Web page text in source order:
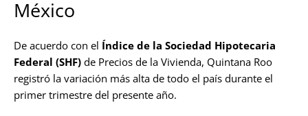
México
De acuerdo con el Índice de la Sociedad Hipotecaria
Federal (SHF) de Precios de la Vivienda, Quintana Roo
registró la variación más alta de todo el país durante el
primer trimestre del presente año.